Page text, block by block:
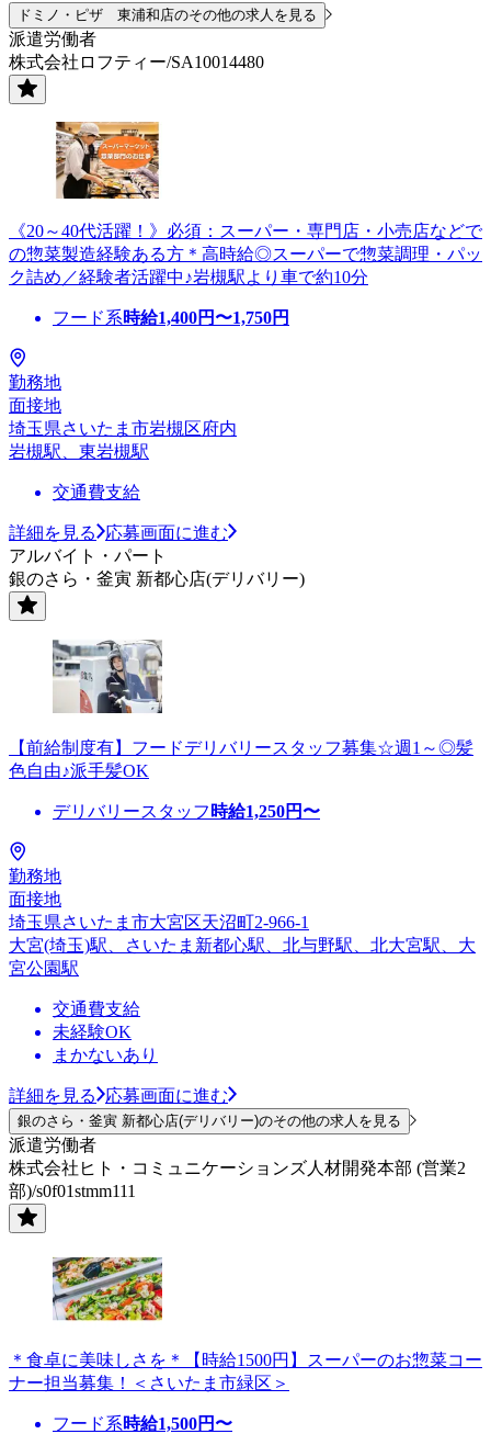
ドミノ・ピザ 東浦和店のその他の求人を見る
派遣労働者
株式会社ロフティー/SA10014480
《20～40代活躍！》必須：スーパー・専門店・小売店などで
の惣菜製造経験ある方＊高時給◎スーパーで惣菜調理・パッ
ク詰め／経験者活躍中♪岩槻駅より車で約10分
フード系時給1,400円〜1,750円
勤務地
面接地
埼玉県さいたま市岩槻区府内
岩槻駅、東岩槻駅
交通費支給
詳細を見る
応募画面に進む
アルバイト・パート
銀のさら・釜寅 新都心店(デリバリー)
【前給制度有】フードデリバリースタッフ募集☆週1～◎髪
色自由♪派手髪OK
デリバリースタッフ 時給1,250円〜
勤務地
面接地
埼玉県さいたま市大宮区天沼町2-966-1
大宮(埼玉)駅、さいたま新都心駅、北与野駅、北大宮駅、大
宮公園駅
交通費支給
未経験OK
まかないあり
詳細を見る 応募画面に進む
銀のさら・釜寅 新都心店(デリバリー)のその他の求人を見る
派遣労働者
株式会社ヒト・コミュニケーションズ人材開発本部 (営業2
部)/s0f01stmm111
＊食卓に美味しさを＊【時給1500円】スーパーのお惣菜コー
ナー担当募集！＜さいたま市緑区＞
フード系時給1,500円〜